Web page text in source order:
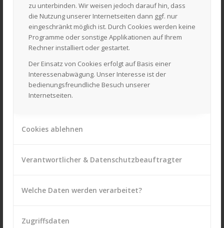
zu unterbinden. Wir weisen jedoch darauf hin, dass
die Nutzung unserer Internetseiten dann ggf. nur
eingeschränkt möglich ist. Durch Cookies werden keine
Programme oder sonstige Applikationen auf Ihrem
Rechner installiert oder gestartet.
Der Einsatz von Cookies erfolgt auf Basis einer
Interessenabwägung. Unser Interesse ist der
bedienungsfreundliche Besuch unserer
Internetseiten.
Cookies ablehnen
Verantwortlicher & Datenschutzbeauftragter
Welche Daten werden verarbeitet?
Zugriffsdaten
Telefon: 04822 – 6222 oder – 6244
Fax: 04822 – 5346
Texas-Hotline: 04822 – 950505
Obi-Hotline: 04822 – 950505
WhatsApp: 0160 – 97521378
Mail:info@laackmann.sh
Texas-Mail:texas.service@laackmann.sh
Unsere Öffnungszeiten
08:00 Uhr – 17:30 Uhr